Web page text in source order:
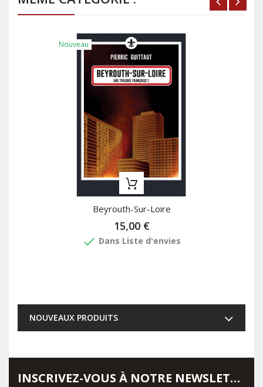
Nouveau
Beyrouth-Sur-Loire
15,00 €
done Dans Liste d'envies
NOUVEAUX PRODUITS
INSCRIVEZ-VOUS À NOTRE NEWSLETTER